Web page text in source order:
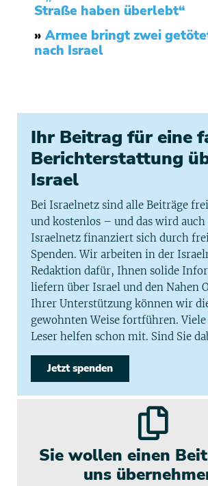
Straße haben überlebt“
»Armee bringt zwei
nach Israel
Ihr Beitrag für eine
Berichterstattung
Israel
Bei Israelnetz sind alle Beiträge
und kostenlos – und das wird auch
Israelnetz finanziert sich durch
Spenden. Wir arbeiten in der
Redaktion dafür, Ihnen solide
liefern über Israel und den Nahen
Ihrer Unterstützung können wir
gewohnten Weise fortführen.
Leser helfen schon mit. Sind Sie
Jetzt spenden
Sie wollen einen
uns